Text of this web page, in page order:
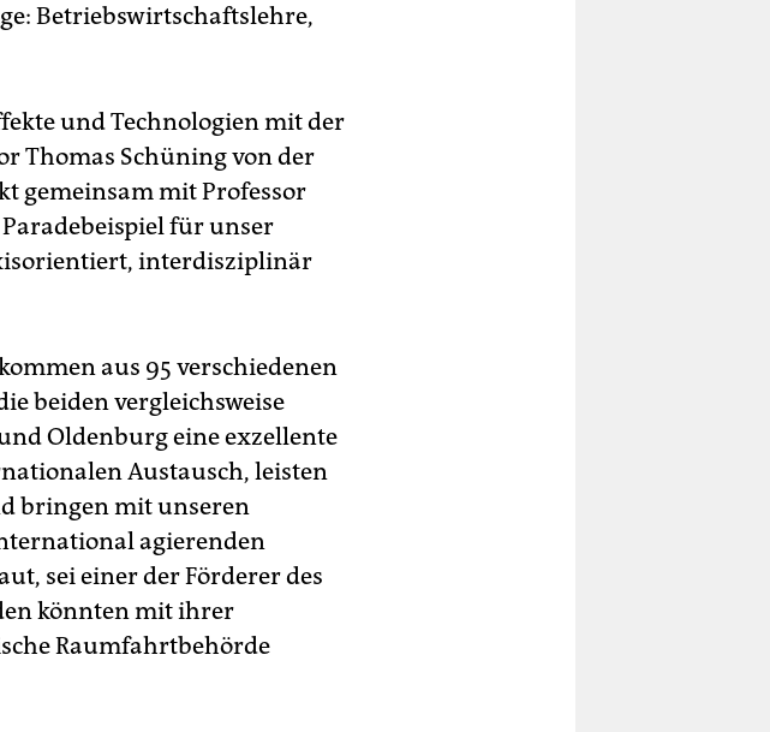
Betriebswirtschaftslehre,
und Technologien mit der
Thomas Schüning von der
gemeinsam mit Professor
für unser
interdisziplinär
aus 95 verschiedenen
beiden vergleichsweise
Oldenburg eine exzellente
Austausch, leisten
bringen mit unseren
agierenden
sei einer der Förderer des
könnten mit ihrer
Raumfahrtbehörde